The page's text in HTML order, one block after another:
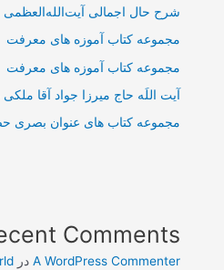
شرح حال اجمالی
مجموعه کتاب آموزه های معرفت
مجموعه کتاب آموزه های معرفت
آیت اللَه حاج میرزا جواد آقا ملکی
مجموعه کتاب های عنوان بصری
Comments
A WordPress Commenter در